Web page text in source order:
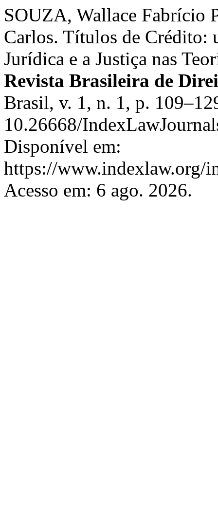
SOUZA, Wallace Fabrício
Carlos. Títulos de Crédito:
Jurídica e a Justiça nas
Revista Brasileira de
Brasil, v. 1, n. 1, p.
10.26668/
Disponível em:
https://www.indexlaw.org/
Acesso em: 6 ago. 2026.